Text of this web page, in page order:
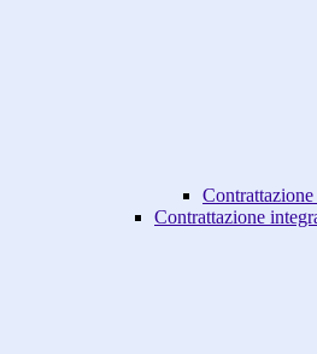
Contrattazione